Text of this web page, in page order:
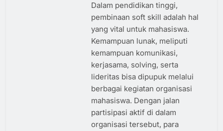
Dalam pendidikan tinggi,
pembinaan soft skill adalah hal
yang vital untuk mahasiswa.
Kemampuan lunak, meliputi
kemampuan komunikasi,
kerjasama, solving, serta
lideritas bisa dipupuk melalui
berbagai kegiatan organisasi
mahasiswa. Dengan jalan
partisipasi aktif di dalam
organisasi tersebut, para